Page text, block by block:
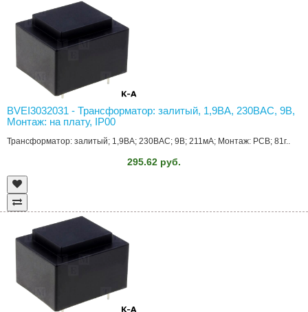
BVEI3032031 - Трансформатор: залитый, 1,9ВА, 230ВAC, 9В,
Монтаж: на плату, IP00
Трансформатор: залитый; 1,9ВА; 230ВAC; 9В; 211мА; Монтаж: PCB; 81г..
295.62 руб.